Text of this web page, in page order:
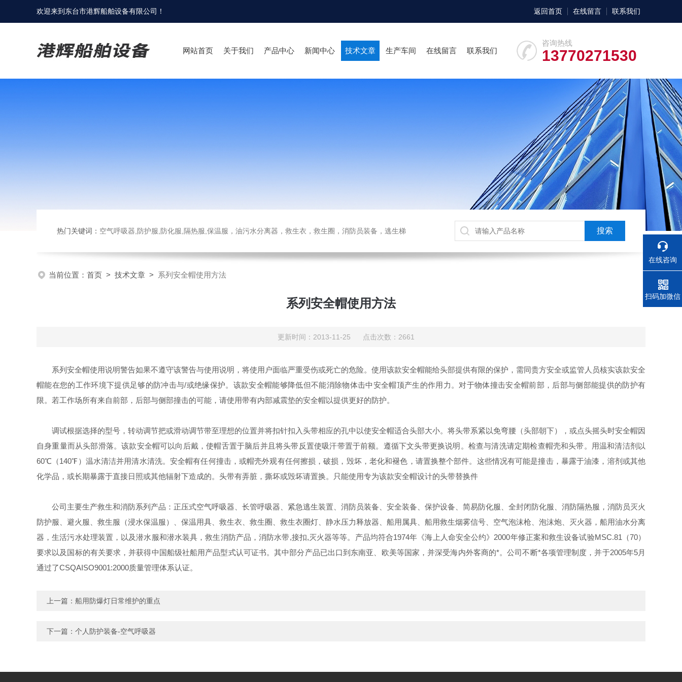
欢迎来到 东台市港辉船舶设备有限公司 ！ 返回首页 在线留言 联系我们
咨询热线
13770271530
网站首页 关于我们 产品中心 新闻中心 技术文章 生产车间 在线留言 联系我们
热门关键词： 空气呼吸器,防护服,防化服,隔热服,保温服，油污水分离器，救生衣，救生圈，消防员装备，逃生梯
当前位置： 首页 > 技术文章 > 系列安全帽使用方法
系列安全帽使用方法
更新时间：2013-11-25 点击次数：2661
系列安全帽使用说明警告如果不遵守该警告与使用说明，将使用户面临严重受伤或死亡的危险。使用该款安全帽能给头部提供有限的保护，需同贵方安全或监管人员核实该款安全
帽能在您的工作环境下提供足够的防冲击与/或绝缘保护。该款安全帽能够降低但不能消除物体击中安全帽顶产生的作用力。对于物体撞击安全帽前部，后部与侧部能提供的防护有
限。若工作场所有来自前部，后部与侧部撞击的可能，请使用带有内部减震垫的安全帽以提供更好的防护。
调试根据选择的型号，转动调节把或滑动调节带至理想的位置并将扣针扣入头带相应的孔中以使安全帽适合头部大小。将头带系紧以免弯腰（头部朝下），或点头摇头时安全帽因
自身重量而从头部滑落。该款安全帽可以向后戴，使帽舌置于脑后并且将头带反置使吸汗带置于前额。遵循下文头带更换说明。检查与清洗请定期检查帽壳和头带。用温和清洁剂以
60℃（140℉）温水清洁并用清水清洗。安全帽有任何撞击，或帽壳外观有任何擦损，破损，毁坏，老化和褪色，请置换整个部件。这些情况有可能是撞击，暴露于油漆，溶剂或其他
化学品，或长期暴露于直接日照或其他辐射下造成的。头带有弄脏，撕坏或毁坏请置换。只能使用专为该款安全帽设计的头带替换件
公司主要生产救生和消防系列产品：正压式空气呼吸器、长管呼吸器、紧急逃生装置、消防员装备、安全装备、保护设备、简易防化服、全封闭防化服、消防隔热服，消防员灭火
防护服、避火服、救生服（浸水保温服）、保温用具、救生衣、救生圈、救生衣圈灯、静水压力释放器、船用属具、船用救生烟雾信号、空气泡沫枪、泡沫炮、灭火器，船用油水分离
器，生活污水处理装置，以及潜水服和潜水装具，救生消防产品，消防水带,接扣,灭火器等等。产品均符合1974年《海上人命安全公约》2000年修正案和救生设备试验MSC.81（70）
要求以及国标的有关要求，并获得中国船级社船用产品型式认可证书。其中部分产品已出口到东南亚、欧美等国家，并深受海内外客商的*。公司不断*各项管理制度，并于2005年5月
通过了CSQAISO9001:2000质量管理体系认证。
上一篇： 船用防爆灯日常维护的重点
下一篇： 个人防护装备-空气呼吸器
在线咨询
电话
扫码加微信